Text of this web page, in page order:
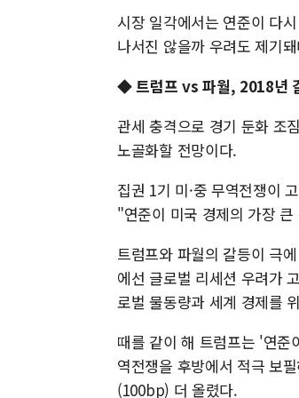
시장 일각에서는 연준이 다
나서진 않을까 우려도 제기
◆ 트럼프 vs 파월, 2018년
관세 충격으로 경기 둔화 조
노골화할 전망이다.
집권 1기 미·중 무역전쟁이
"연준이 미국 경제의 가장
트럼프와 파월의 갈등이 극
에선 글로벌 리세션 우려가
로벌 물동량과 세계 경제를
때를 같이 해 트럼프는 '연
역전쟁을 후방에서 적극 보
(100bp) 더 올렸다.